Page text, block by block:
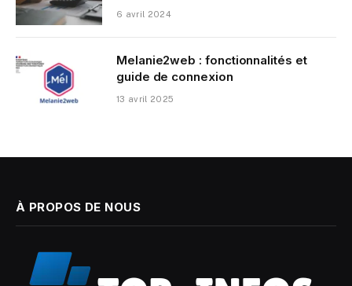
6 avril 2024
Melanie2web : fonctionnalités et
guide de connexion
13 avril 2025
À PROPOS DE NOUS